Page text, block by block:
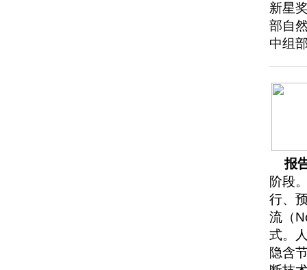
新星
部自
中组
报
阶段
行、
流（
式。
隐含